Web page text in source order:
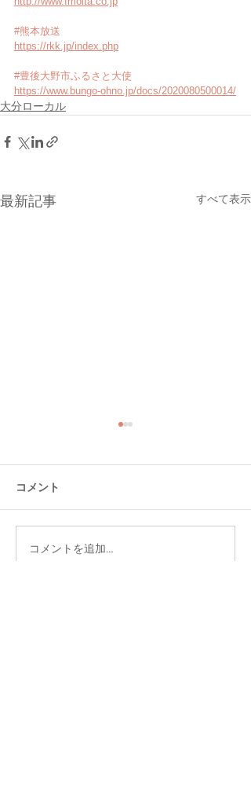
#熊本放送
https://rkk.jp/index.php
#豊後大野市ふるさと大使
https://www.bungo-ohno.jp/docs/2020080500014/
大分ローカル
最新記事 すべて表示
大分ローカルタレント的
コメント
コメントを追加…